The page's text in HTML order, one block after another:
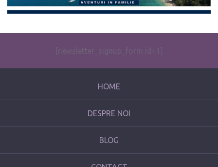
[newsletter_signup_form id=1]
HOME
DESPRE NOI
BLOG